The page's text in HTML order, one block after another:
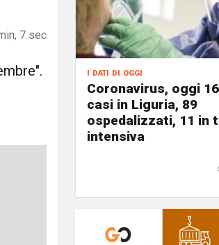
7 sec
i dati di oggi
Coronavirus, oggi
casi in Liguria, 89
ospedalizzati, 11 in
intensiva